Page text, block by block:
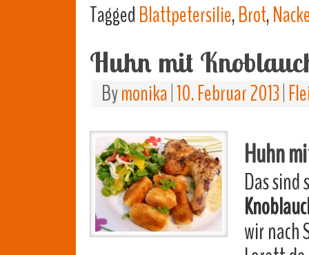
TaggedBlattpetersilie,Brot,
Huhn mit
Bymonika 10. Februar 2013
Huhn
Das
wir nach